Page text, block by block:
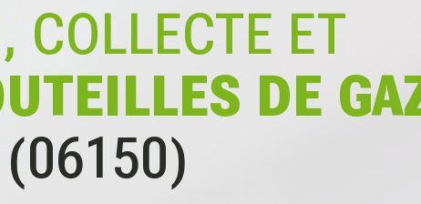
COLLECTE ET
DE
(06150)